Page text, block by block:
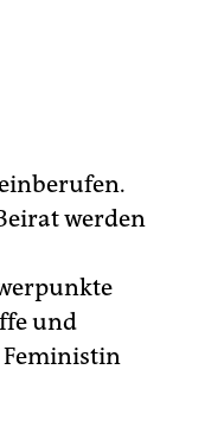
werden
und
Feministin